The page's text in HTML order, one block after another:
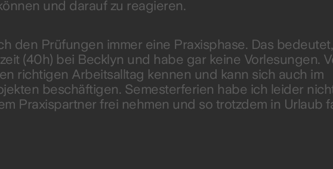
und darauf zu reagieren.
den Prüfungen immer eine Praxisphase. Das
(40h) bei Becklyn und habe gar keine Vorlesungen.
richtigen Arbeitsalltag kennen und kann sich auch im
beschäftigen. Semesterferien habe ich leider
Praxispartner frei nehmen und so trotzdem in Urlaub